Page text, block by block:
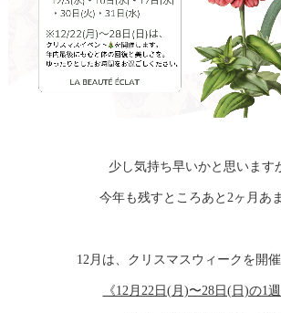
少し気持ち早いかと思います
今年も残すところあと2ヶ月あま
12月は、クリスマスウィークを開催
《12月22日(月)〜28日(日)の1週